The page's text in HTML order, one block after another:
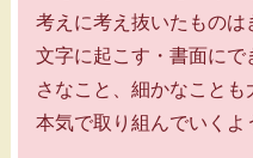
考えに考え抜いたものは
文字に起こす・書面に
さなこと、細かなことも
本気で取り組んでいくよ